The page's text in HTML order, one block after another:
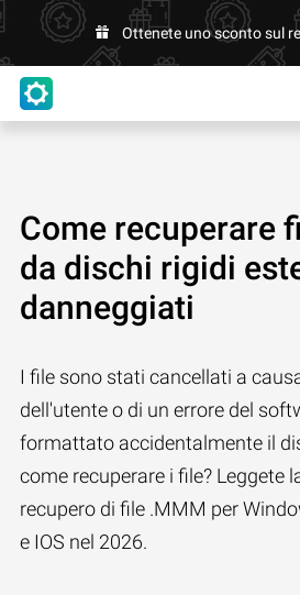
Ottenete uno sconto sul
Come recuperare
da dischi rigidi
danneggiati
I file sono stati cancellati a
dell'utente o di un errore del
formattato accidentalmente il
come recuperare i file? Leggete
recupero di file .MMM per
e IOS nel 2026.